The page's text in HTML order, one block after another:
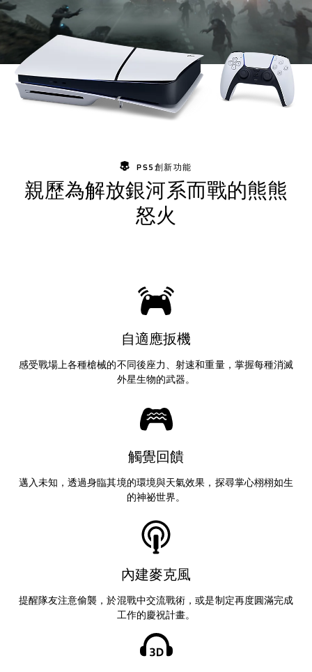
PS5創新功能
親歷為解放銀河系而戰的熊熊
怒火
自適應扳機
感受戰場上各種槍械的不同後座力、射速和重量，掌握每種消滅
外星生物的武器。
觸覺回饋
邁入未知，透過身臨其境的環境與天氣效果，探尋掌心栩栩如生
的神祕世界。
內建麥克風
提醒隊友注意偷襲，於混戰中交流戰術，或是制定再度圓滿完成
工作的慶祝計畫。